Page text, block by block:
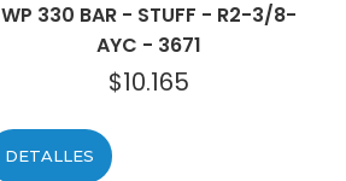
WP 330 BAR - STUFF - R2-3/8-
AYC - 3671
$10.165
DETALLES